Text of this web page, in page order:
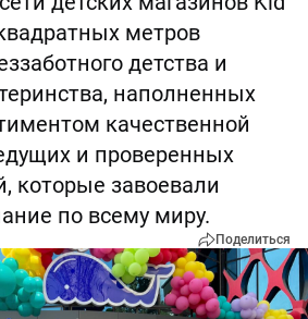
метров
детства и
наполненных
качественной
и проверенных
которые завоевали
по всему миру.
Поделиться